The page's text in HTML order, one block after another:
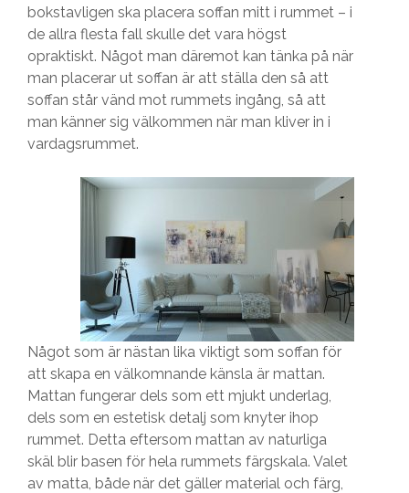
bokstavligen ska placera soffan mitt i rummet – i
de allra flesta fall skulle det vara högst
opraktiskt. Något man däremot kan tänka på när
man placerar ut soffan är att ställa den så att
soffan står vänd mot rummets ingång, så att
man känner sig välkommen när man kliver in i
vardagsrummet.
Något som är nästan lika viktigt som soffan för
att skapa en välkomnande känsla är mattan.
Mattan fungerar dels som ett mjukt underlag,
dels som en estetisk detalj som knyter ihop
rummet. Detta eftersom mattan av naturliga
skäl blir basen för hela rummets färgskala. Valet
av matta, både när det gäller material och färg,